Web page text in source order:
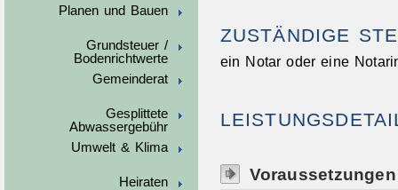
Planen und Bauen
Grundsteuer /
Bodenrichtwerte
Gemeinderat
Gesplittete
Abwassergebühr
Umwelt & Klima
Heiraten
ZUSTÄNDIGE
ein Notar oder eine
Voraussetzungen